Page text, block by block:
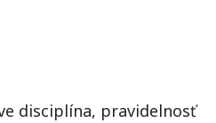
disciplína, pravidelnosť